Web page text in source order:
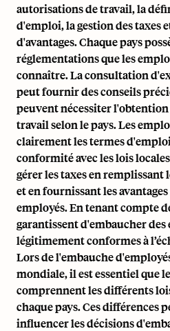
autorisations de travail, la
d'emploi, la gestion des taxes
d'avantages. Chaque pays
réglementations que les
connaître. La consultation
peut fournir des conseils
peuvent nécessiter l'obtention
travail selon le pays. Les
clairement les termes
conformité avec les lois
gérer les taxes en remplissant
et en fournissant les
employés. En tenant compte
garantissent d'embaucher des
légitimement conformes à
Lors de l'embauche
mondiale, il est essentiel que
comprennent les différents
chaque pays. Ces différences
influencer les décisions